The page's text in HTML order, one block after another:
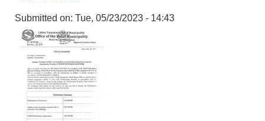
Submitted on: Tue, 05/23/2023 - 14:43